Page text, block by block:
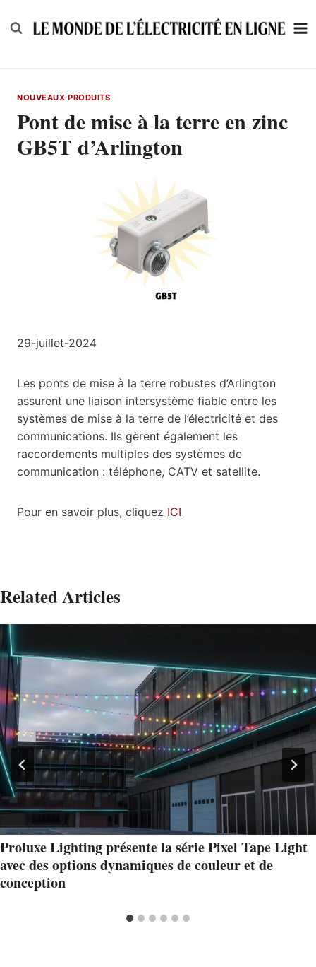
to
NOUVEAUX PRODUITS
Pont de mise à la terre en zinc
GB5T d’Arlington
29-juillet-2024
Les ponts de mise à la terre robustes d’Arlington
assurent une liaison intersystème fiable entre les
systèmes de mise à la terre de l’électricité et des
communications. Ils gèrent également les
raccordements multiples des systèmes de
communication : téléphone, CATV et satellite.
Pour en savoir plus, cliquez ICI
Related Articles
Proluxe Lighting présente la série Pixel Tape Light
avec des options dynamiques de couleur et de
conception